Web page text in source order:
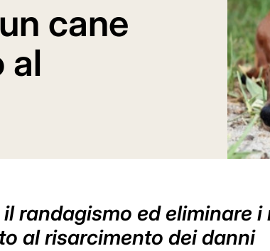
cane
al
randagismo ed eliminare
al risarcimento dei danni